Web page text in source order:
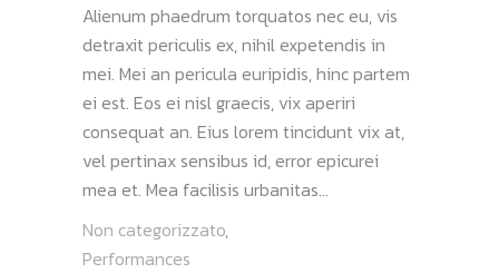
Alienum phaedrum torquatos nec eu, vis
detraxit periculis ex, nihil expetendis in
mei. Mei an pericula euripidis, hinc partem
ei est. Eos ei nisl graecis, vix aperiri
consequat an. Eius lorem tincidunt vix at,
vel pertinax sensibus id, error epicurei
mea et. Mea facilisis urbanitas...
Non categorizzato,
Performances